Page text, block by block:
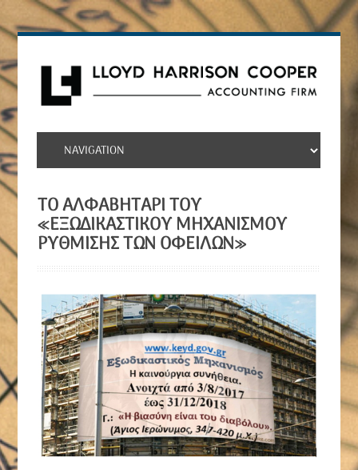
ΤΟ ΑΛΦΑΒΗΤΑΡΙ ΤΟΥ
«ΕΞΩΔΙΚΑΣΤΙΚΟΥ ΜΗΧΑΝΙΣΜΟΥ
ΡΥΘΜΙΣΗΣ ΤΩΝ ΟΦΕΙΛΩΝ»